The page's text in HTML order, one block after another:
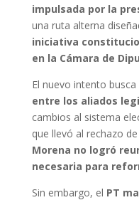
impulsada por la
una ruta alterna
iniciativa
en la Cámara de
El nuevo intento busca
entre los aliados
cambios al sistema
que llevó al rechazo
Morena no logró
necesaria para
Sin embargo, el PT